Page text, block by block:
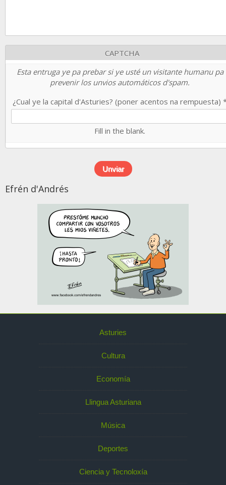
CAPTCHA
Esta entruga ye pa prebar si ye usté un visitante humanu pa
prevenir los unvios automáticos d'spam.
¿Cual ye la capital d'Asturies? (poner acentos na rempuesta)
Fill in the blank.
Efrén d'Andrés
Asturies
Cultura
Economía
Llingua Asturiana
Música
Deportes
Ciencia y Tecnoloxía